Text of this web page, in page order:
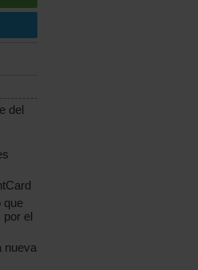
del
que
por el
nueva